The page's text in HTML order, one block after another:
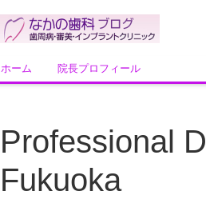
ホーム 院長プロフィール
Professional
Fukuoka